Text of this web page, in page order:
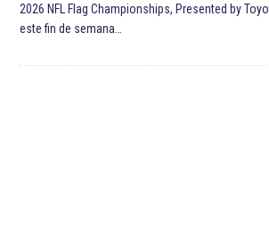
2026 NFL Flag Championships, Presented by
este fin de semana…